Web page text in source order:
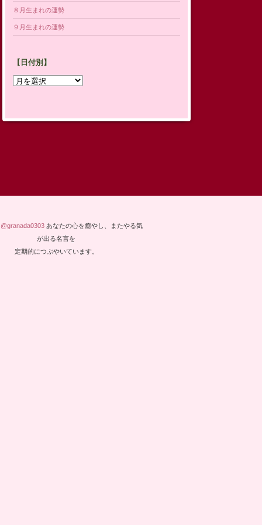
８月生まれの運勢
９月生まれの運勢
【日付別】
【日
あなたの心を癒やし、またやる気
が出る名言を
定期的につぶやいています。